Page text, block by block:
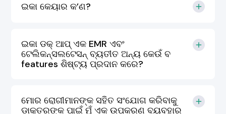
ଇକା କେୟାର କ’ଣ?
ଇକା ଡକ୍ ଆପ୍ ଏକ EMR ଏବଂ
ଟେଲିକନ୍ସଲଟେସନ୍ ବ୍ୟତୀତ ଅନ୍ୟ କେଉଁ ବ
features ଶିଷ୍ଟ୍ୟ ପ୍ରଦାନ କରେ?
ମୋର ରୋଗୀମାନଙ୍କ ସହିତ ସଂଯୋଗ କରିବାକୁ
ଡାକ୍ତରଙ୍କ ପାଇଁ ମୁଁ ଏକ ଉପକରଣ ବ୍ୟବହାର